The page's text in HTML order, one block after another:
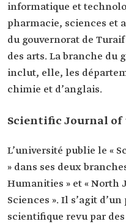
informatique et
pharmacie, sciences et
du gouvernorat de
des arts. La branche du
inclut, elle, les
chimie et d’anglais.
Scientific Journal
L’université publie le «
» dans ses deux
Humanities » et « North
Sciences ». Il s’agit
scientifique revu par